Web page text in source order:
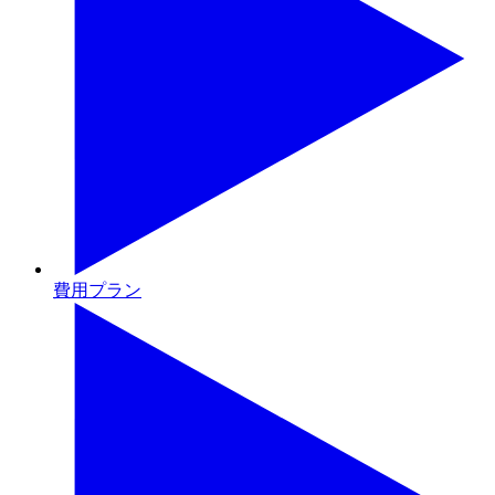
費用プラン